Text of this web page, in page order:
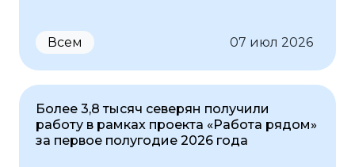
Всем 07 июл 2026
Более 3,8 тысяч северян получили
работу в рамках проекта «Работа рядом»
за первое полугодие 2026 года